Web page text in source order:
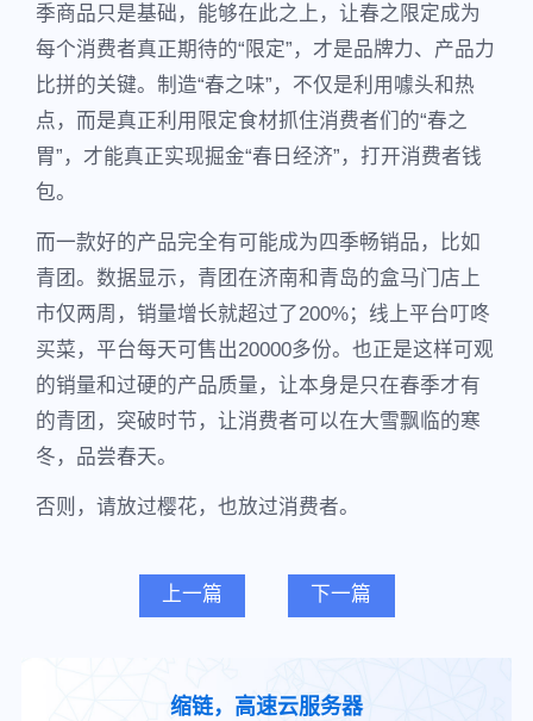
季商品只是基础，能够在此之上，让春之限定成为
每个消费者真正期待的“限定”，才是品牌力、产品力
比拼的关键。制造“春之味”，不仅是利用噱头和热
点，而是真正利用限定食材抓住消费者们的“春之
胃”，才能真正实现掘金“春日经济”，打开消费者钱
包。
而一款好的产品完全有可能成为四季畅销品，比如
青团。数据显示，青团在济南和青岛的盒马门店上
市仅两周，销量增长就超过了200%；线上平台叮咚
买菜，平台每天可售出20000多份。也正是这样可观
的销量和过硬的产品质量，让本身是只在春季才有
的青团，突破时节，让消费者可以在大雪飘临的寒
冬，品尝春天。
否则，请放过樱花，也放过消费者。
上一篇 下一篇
缩链，高速云服务器